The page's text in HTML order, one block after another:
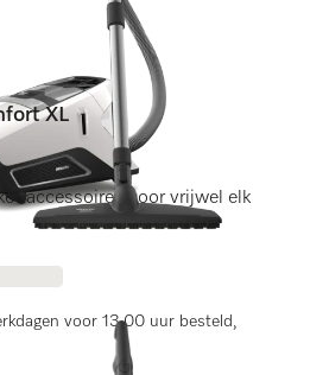
XL
beoordelingen)
accessoires voor vrijwel elk
voor 13.00 uur besteld,